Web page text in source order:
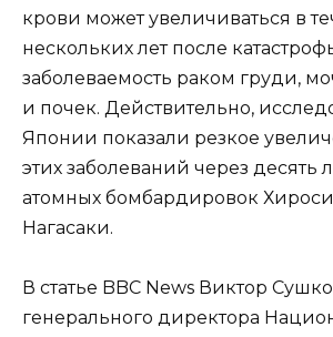
крови может увеличиваться в
нескольких лет после
заболеваемость раком груди,
и почек. Действительно,
Японии показали резкое
этих заболеваний через десять
атомных бомбардировок
Нагасаки.
В статье BBC News Виктор
генерального директора